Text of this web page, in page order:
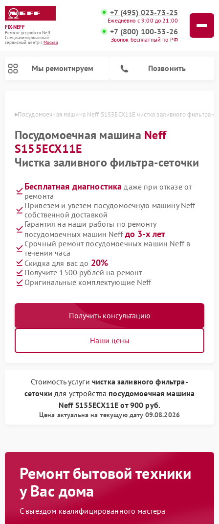
FIX-NEFF
Ремонт устройств Neff
Специализированный
cервисный центр г.Москва
+7 (495) 023-73-25
Ежедневно с 9:00 до 21:00
+7 (800) 100-33-26
Звонок бесплатный по РФ
Мы ремонтируем Позвонить
Посудомоечная машина Neff S155ECX11E чистка заливного фильтра-
Посудомоечная машина Neff
S155ECX11E
Чистка заливного фильтра-сеточки
Бесплатная диагностика даже при отказе от
ремонта
Привезем и увезем посудомоечную машину Neff
собственной доставкой
Гарантия на наши работы по ремонту
посудомоечных машин Neff до 3-х лет
Срочный ремонт посудомоечных машин Neff в
течении часа
Скидка для вас до 20%
Получите 1500 рублей на ремонт
Оригинальные комплектующие Neff
Получить консультацию
Наши цены
Стоимость услуги чистка заливного фильтра-
сеточки для устройства посудомоечная машина
Neff S155ECX11Eот900 руб.
Цена актуальна на текущую дату 09.08.2026
Ремонт бытовой техники
у Вас дома
С выездом квалифицированного мастера